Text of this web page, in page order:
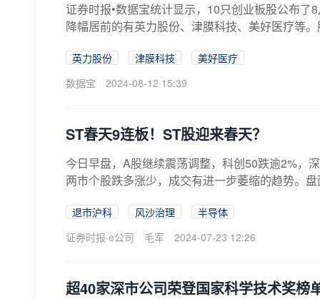
证券时报•数据宝统计显示，10只创业板股公布
降幅居前的有英力股份、津膜科技、美好医疗等
英力股份 津膜科技
美好医疗
数据宝
2024-08-12 15:39
ST春天9连板！ST股迎来春天？
今日早盘，A股继续震荡调整，科创50跌逾2%，
两市个股跌多涨少，成交有进一步萎缩的趋势。
退市沪科 风沙治理
半导体
证券时报·e公司
毛军 2024-07-23 12:26
超40家深市公司荣登国家科学技术奖榜